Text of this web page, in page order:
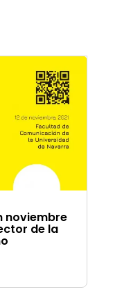
noviembre
de la